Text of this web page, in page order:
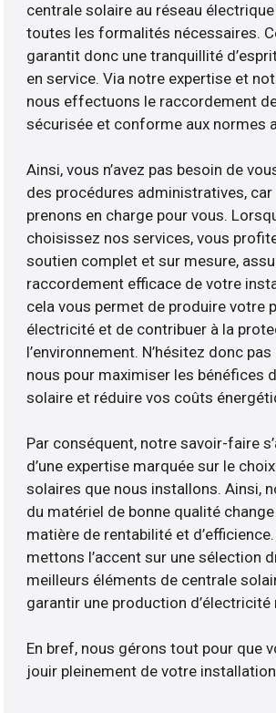
centrale solaire au réseau électrique
toutes les formalités nécessaires.
garantit donc une tranquillité
en service. Via notre expertise et
nous effectuons le raccordement
sécurisée et conforme aux normes
Ainsi, vous n’avez pas besoin de
des procédures administratives, car
prenons en charge pour vous.
choisissez nos services, vous
soutien complet et sur mesure,
raccordement efficace de votre
cela vous permet de produire votre
électricité et de contribuer à la
l’environnement. N’hésitez donc
nous pour maximiser les bénéfices
solaire et réduire vos coûts
Par conséquent, notre savoir-faire
d’une expertise marquée sur le
solaires que nous installons. Ainsi,
du matériel de bonne qualité
matière de rentabilité et
mettons l’accent sur une sélection
meilleurs éléments de centrale
garantir une production d’électricité
En bref, nous gérons tout pour que
jouir pleinement de votre